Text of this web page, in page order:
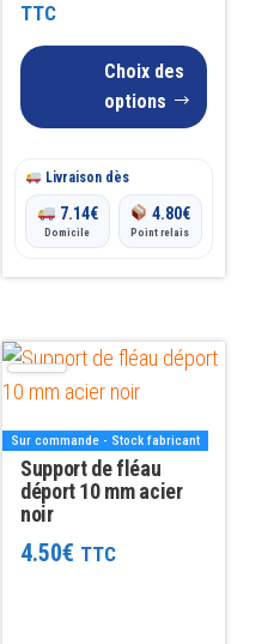
prix :
21.00€
TTC
Choix des
options
sur
du
Livraison dès
7.14€
Domicile
4.80€
Point relais
Sur commande - Stock fabricant
Support de fléau
déport 10 mm acier
noir
4.50€ TTC